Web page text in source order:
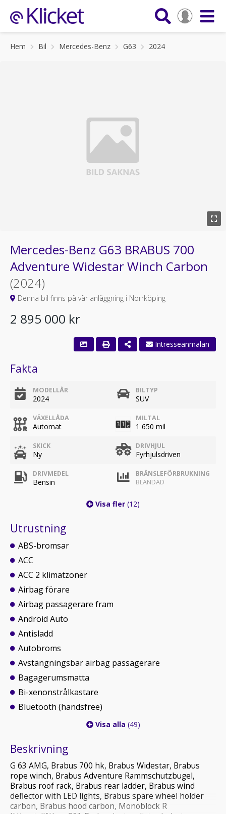
Hem Bil Mercedes-Benz G63 2024
Mercedes-Benz G63 BRABUS 700
Adventure Widestar Winch Carbon
(2024)
Denna bil finns på vår anläggning i Norrköping
2 895 000 kr
Intresseanmälan
Fakta
MODELLÅR
2024
BILTYP
SUV
VÄXELLÅDA
Automat
MILTAL
1 650 mil
SKICK
Ny
DRIVHJUL
Fyrhjulsdriven
DRIVMEDEL
Bensin
BRÄNSLEFÖRBRUKNING
BLANDAD
Visa fler (12)
Utrustning
ABS-bromsar
ACC
ACC 2 klimatzoner
Airbag förare
Airbag passagerare fram
Android Auto
Antisladd
Autobroms
Avstängningsbar airbag passagerare
Bagagerumsmatta
Bi-xenonstrålkastare
Bluetooth (handsfree)
Visa alla (49)
Beskrivning
G 63 AMG, Brabus 700 hk, Brabus Widestar, Brabus
rope winch, Brabus Adventure Rammschutzbugel,
Brabus roof rack, Brabus rear ladder, Brabus wind
deflector with LED lights, Brabus spare wheel holder
carbon, Brabus hood carbon, Monoblock R